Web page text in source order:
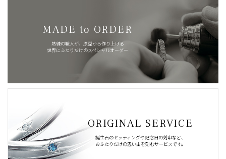
MADE to ORDER
熟練の職人が、原型から作り上げる
世界にふたりだけのスペシャルオーダー
ORIGINAL SERVICE
誕生石のセッティングや記念日の刻印など、
おふたりだけの思い出を刻むサービスです。